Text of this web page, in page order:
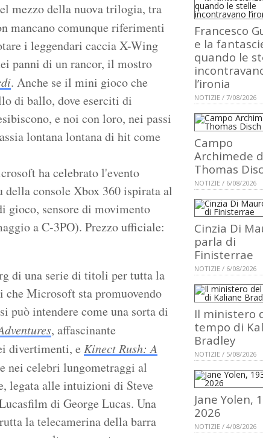
mezzo della nuova trilogia, tra
mancano comunque riferimenti
i leggendari caccia X-Wing
panni di un rancor, il mostro
. Anche se il mini gioco che
di ballo, dove eserciti di
e noi con loro, nei passi
lontana lontana di hit come
ha celebrato l'evento
console Xbox 360 ispirata al
gioco, sensore di movimento
a C-3PO). Prezzo ufficiale:
di una serie di titoli per tutta la
Microsoft sta promuovendo
può intendere come una sorta di
, affascinante
divertimenti, e Kinect Rush: A
nei celebri lungometraggi al
legata alle intuizioni di Steve
di George Lucas. Una
la telecamerina della barra
Francesco
e la
quando le
l’ironia
NOTIZIE / 7/08/2026
Campo
Archimede
Thomas
NOTIZIE / 6/08/2026
Cinzia Di
parla di
Finisterrae
NOTIZIE / 6/08/2026
Il ministero
tempo di
Bradley
NOTIZIE / 5/08/2026
Jane Yolen,
2026
NOTIZIE / 4/08/2026